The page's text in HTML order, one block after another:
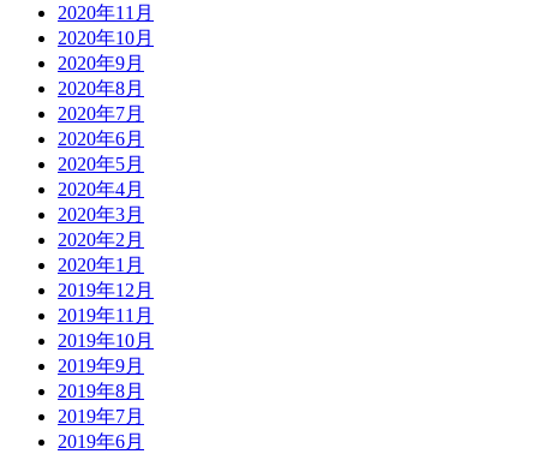
2020年11月
2020年10月
2020年9月
2020年8月
2020年7月
2020年6月
2020年5月
2020年4月
2020年3月
2020年2月
2020年1月
2019年12月
2019年11月
2019年10月
2019年9月
2019年8月
2019年7月
2019年6月